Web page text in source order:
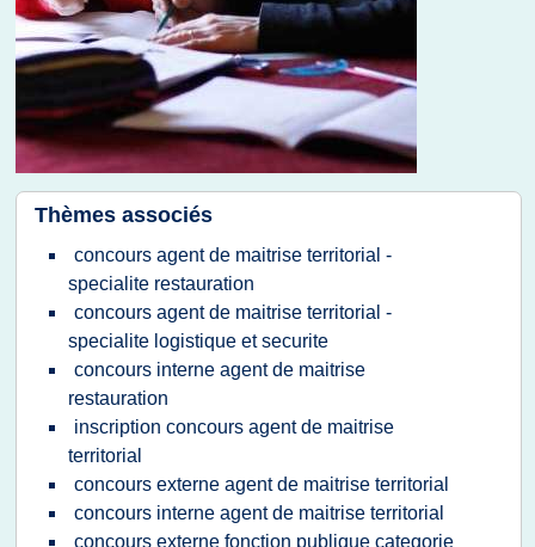
Thèmes associés
concours agent de maitrise territorial -
specialite restauration
concours agent de maitrise territorial -
specialite logistique et securite
concours interne agent de maitrise
restauration
inscription concours agent de maitrise
territorial
concours externe agent de maitrise territorial
concours interne agent de maitrise territorial
concours externe fonction publique categorie